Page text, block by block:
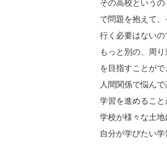
その高校という
で問題を抱えて
行く必要はないの
もっと別の、周
を目指すことがで
人間関係で悩ん
学習を進めるこ
学校が様々な土地
自分が学びたい